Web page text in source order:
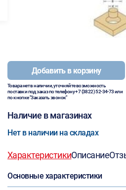
Добавить в корзину
Товара нет в наличии, уточняйте возможность
поставки под заказ по телефону+7 (3822) 52-34-73или
по кнопке "Заказать звонок"
Наличие в магазинах
Нет в наличии на складах
ХарактеристикиОписание
Основные характеристики